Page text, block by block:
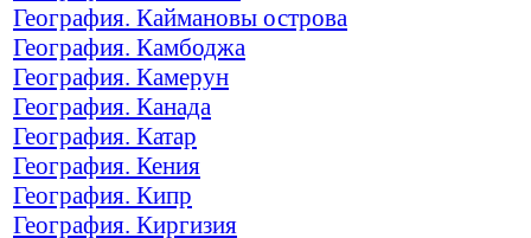
География. Каймановы острова
География. Камбоджа
География. Камерун
География. Канада
География. Катар
География. Кения
География. Кипр
География. Киргизия